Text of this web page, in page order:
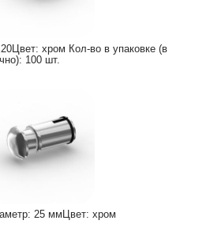
хром Кол-во в упаковке (в
100 шт.
25 ммЦвет: хром